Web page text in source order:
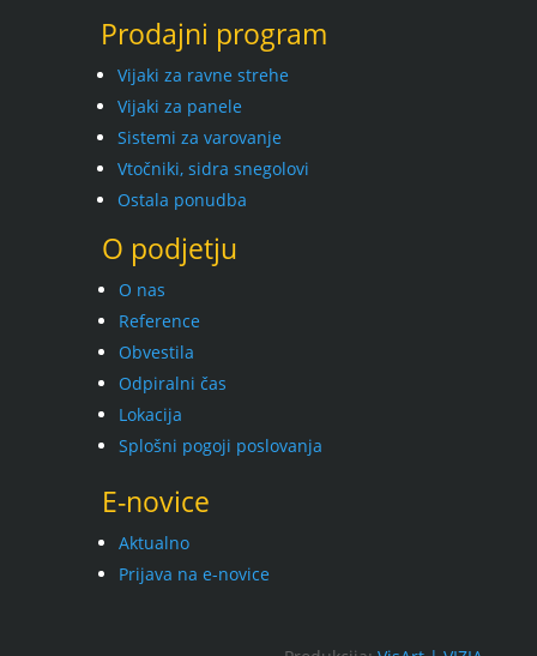
Prodajni program
Vijaki za ravne strehe
Vijaki za panele
Sistemi za varovanje
Vtočniki, sidra snegolovi
Ostala ponudba
O podjetju
O nas
Reference
Obvestila
Odpiralni čas
Lokacija
Splošni pogoji poslovanja
E-novice
Aktualno
Prijava na e-novice